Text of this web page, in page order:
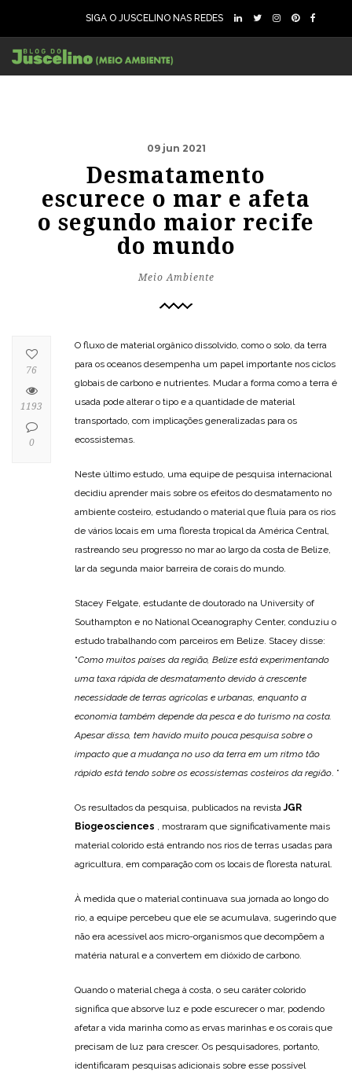
SIGA O JUSCELINO NAS REDES
09 jun 2021
Desmatamento
escurece o mar e afeta
o segundo maior recife
do mundo
Meio Ambiente
O fluxo de material orgânico dissolvido, como o solo, da terra
para os oceanos desempenha um papel importante nos ciclos
globais de carbono e nutrientes. Mudar a forma como a terra é
usada pode alterar o tipo e a quantidade de material
transportado, com implicações generalizadas para os
ecossistemas.
Neste último estudo, uma equipe de pesquisa internacional
decidiu aprender mais sobre os efeitos do desmatamento no
ambiente costeiro, estudando o material que fluía para os rios
de vários locais em uma floresta tropical da América Central,
rastreando seu progresso no mar ao largo da costa de Belize,
lar da segunda maior barreira de corais do mundo.
Stacey Felgate, estudante de doutorado na University of
Southampton e no National Oceanography Center, conduziu o
estudo trabalhando com parceiros em Belize. Stacey disse:
“Como muitos países da região, Belize está experimentando
uma taxa rápida de desmatamento devido à crescente
necessidade de terras agrícolas e urbanas, enquanto a
economia também depende da pesca e do turismo na costa.
Apesar disso, tem havido muito pouca pesquisa sobre o
impacto que a mudança no uso da terra em um ritmo tão
rápido está tendo sobre os ecossistemas costeiros da região. ”
Os resultados da pesquisa, publicados na revistaJGR
Biogeosciences , mostraram que significativamente mais
material colorido está entrando nos rios de terras usadas para
agricultura, em comparação com os locais de floresta natural.
À medida que o material continuava sua jornada ao longo do
rio, a equipe percebeu que ele se acumulava, sugerindo que
não era acessível aos micro-organismos que decompõem a
matéria natural e a convertem em dióxido de carbono.
Quando o material chega à costa, o seu caráter colorido
significa que absorve luz e pode escurecer o mar, podendo
afetar a vida marinha como as ervas marinhas e os corais que
precisam de luz para crescer. Os pesquisadores, portanto,
identificaram pesquisas adicionais sobre esse possível
76
1193
0